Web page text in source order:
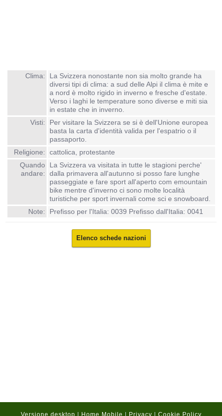
Clima:
La Svizzera nonostante non sia molto grande ha
diversi tipi di clima: a sud delle Alpi il clima è mite e
a nord è molto rigido in inverno e fresche d'estate.
Verso i laghi le temperature sono diverse e miti sia
in estate che in inverno.
Visti:
Per visitare la Svizzera se si è dell'Unione europea
basta la carta d'identità valida per l'espatrio o il
passaporto.
Religione:
cattolica, protestante
Quando
andare:
La Svizzera va visitata in tutte le stagioni perche'
dalla primavera all'autunno si posso fare lunghe
passeggiate e fare sport all'aperto com emountain
bike mentre d'inverno ci sono molte località
turistiche per sport invernali come sci e snowboard.
Note:
Prefisso per l'Italia: 0039 Prefisso dall'Italia: 0041
Elenco schede nazioni
Versione desktop | Home Mobile | Privacy | Cookie Policy